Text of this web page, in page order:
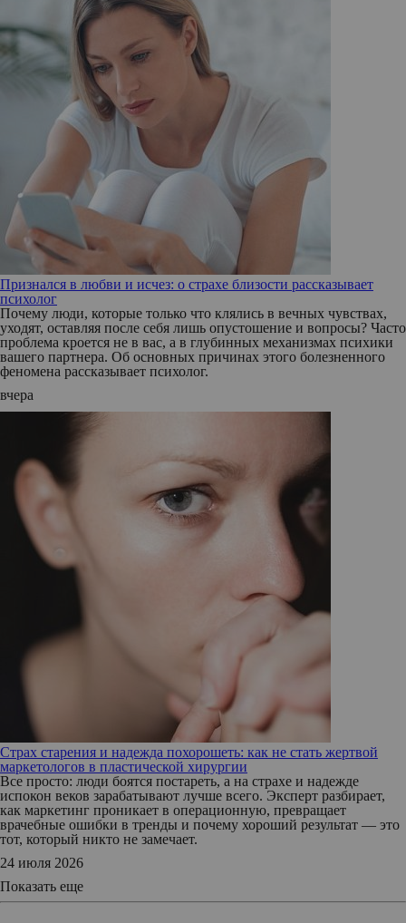
Признался в любви и исчез: о страхе близости рассказывает
психолог
Почему люди, которые только что клялись в вечных чувствах,
уходят, оставляя после себя лишь опустошение и вопросы? Часто
проблема кроется не в вас, а в глубинных механизмах психики
вашего партнера. Об основных причинах этого болезненного
феномена рассказывает психолог.
вчера
Страх старения и надежда похорошеть: как не стать жертвой
маркетологов в пластической хирургии
Все просто: люди боятся постареть, а на страхе и надежде
испокон веков зарабатывают лучше всего. Эксперт разбирает,
как маркетинг проникает в операционную, превращает
врачебные ошибки в тренды и почему хороший результат — это
тот, который никто не замечает.
24 июля 2026
Показать еще